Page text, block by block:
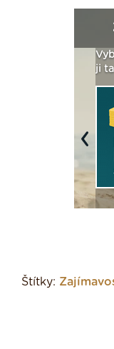
ji
Štítky: